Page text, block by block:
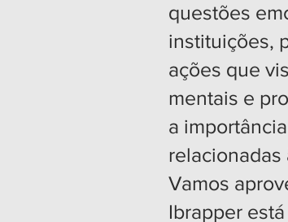
questões
instituições,
ações que
mentais e
a
relacionadas
Vamos
Ibrapper